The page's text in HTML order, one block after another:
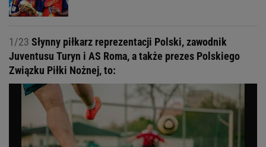
1/23 Słynny piłkarz reprezentacji Polski, zawodnik
Juventusu Turyn i AS Roma, a także prezes Polskiego
Związku Piłki Nożnej, to: